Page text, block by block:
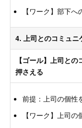
【ワーク】部下
4. 上司とのコミュニ
【ゴール】上司と
押さえる
前提：上司の個性
【ワーク】上司